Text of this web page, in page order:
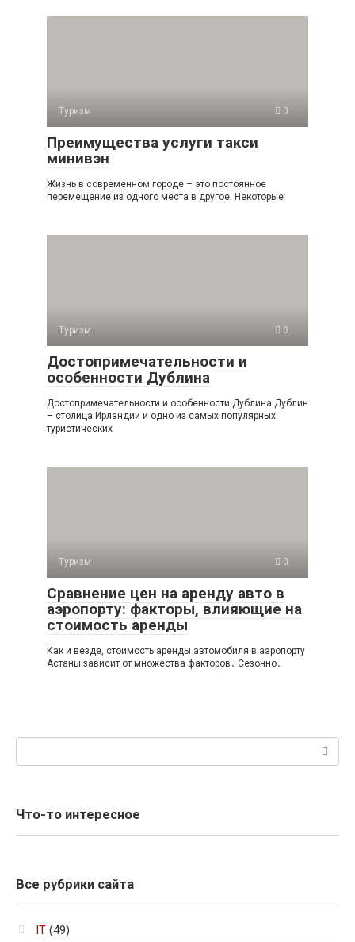
Туризм 0
Преимущества услуги такси
минивэн
Жизнь в современном городе – это постоянное
перемещение из одного места в другое. Некоторые
Туризм 0
Достопримечательности и
особенности Дублина
Достопримечательности и особенности Дублина Дублин
– столица Ирландии и одно из самых популярных
туристических
Туризм 0
Сравнение цен на аренду авто в
аэропорту: факторы, влияющие на
стоимость аренды
Как и везде, стоимость аренды автомобиля в аэропорту
Астаны зависит от множества факторов․ Сезонно․
Что-то интересное
Все рубрики сайта
IT (49)